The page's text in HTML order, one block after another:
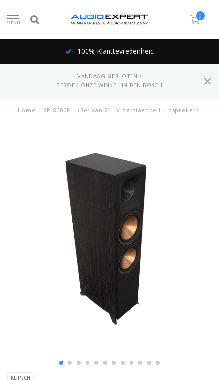
MENU
0
100% Klanttevredenheid
VANDAAG GESLOTEN •
BEZOEK ONZE WINKEL IN DEN BOSCH
Home / RP-8000F II (Set van 2) - Vloerstaande Luidsprekers
KLIPSCH